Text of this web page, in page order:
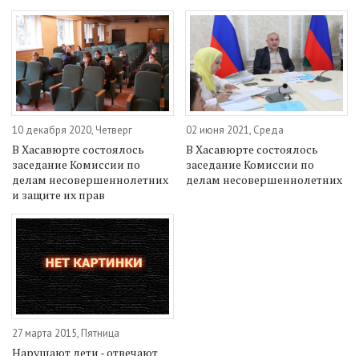
10 декабря 2020, Четверг
В Хасавюрте состоялось
заседание Комиссии по
делам несовершеннолетних
и защите их прав
02 июня 2021, Среда
В Хасавюрте состоялось
заседание Комиссии по
делам несовершеннолетних
27 марта 2015, Пятница
Нарушают дети - отвечают